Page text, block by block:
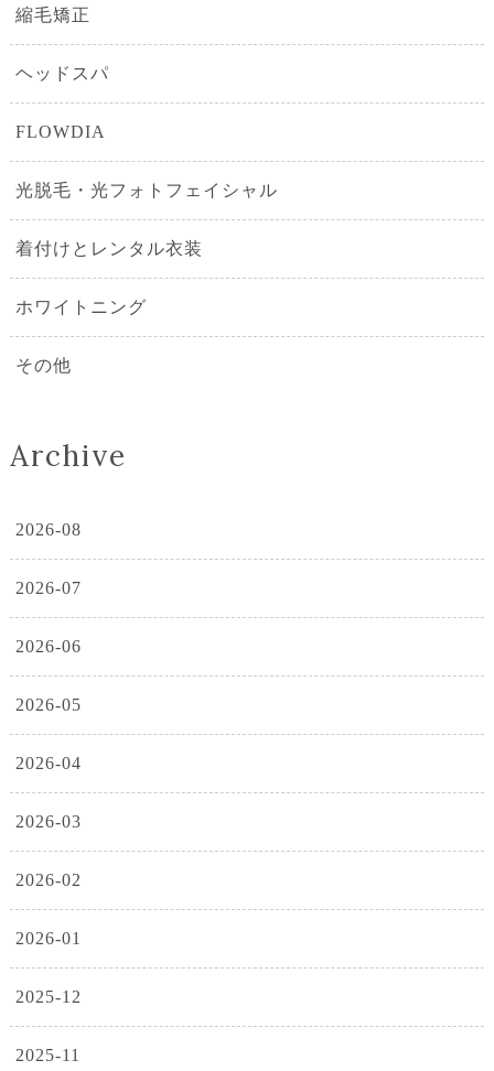
縮毛矯正
ヘッドスパ
FLOWDIA
光脱毛・光フォトフェイシャル
着付けとレンタル衣装
ホワイトニング
その他
Archive
2026-08
2026-07
2026-06
2026-05
2026-04
2026-03
2026-02
2026-01
2025-12
2025-11